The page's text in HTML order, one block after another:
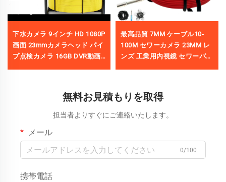
下水カメラ 9インチ HD 1080P
画面 23mmカメラヘッド パイ
プ点検カメラ 16GB DVR動画
最高品質 7MM ケーブル10-
100M セワーカメラ 23MM レ
ンズ 工業用内視鏡 セワーパイ
無料お見積もりを取得
担当者よりすぐにご連絡いたします。
メール
0/100
携帯電話